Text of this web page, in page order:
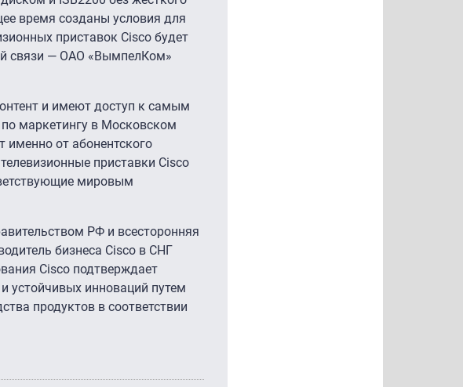
время созданы условия для
приставок Cisco будет
связи — ОАО «ВымпелКом»
и имеют доступ к самым
маркетингу в Московском
именно от абонентского
приставки Cisco
мировым
РФ и всесторонняя
бизнеса Cisco в СНГ
Cisco подтверждает
устойчивых инноваций путем
продуктов в соответствии